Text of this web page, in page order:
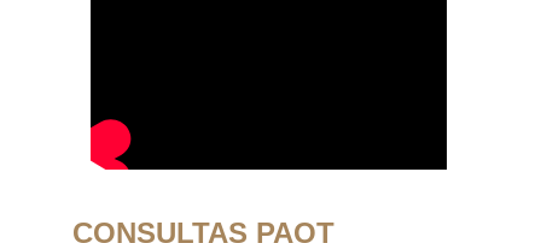
CONSULTAS PAOT